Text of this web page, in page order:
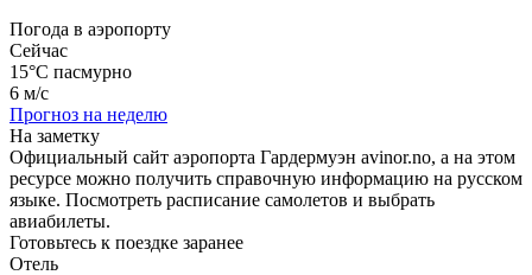
Погода в аэропорту
Сейчас
15°C пасмурно
6 м/с
Прогноз на неделю
На заметку
Официальный сайт аэропорта Гардермуэн avinor.no, а на этом
ресурсе можно получить справочную информацию на русском
языке. Посмотреть расписание самолетов и выбрать
авиабилеты.
Готовьтесь к поездке заранее
Отель